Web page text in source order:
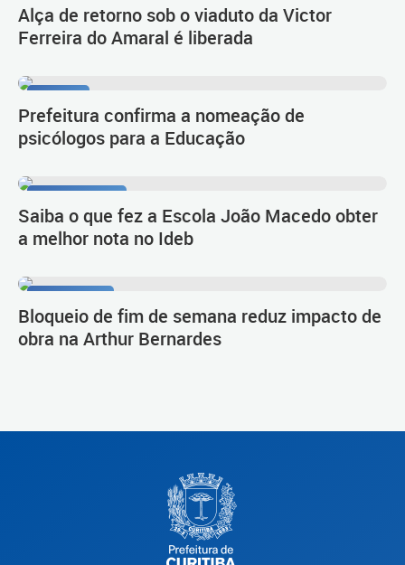
Alça de retorno sob o viaduto da Victor
Ferreira do Amaral é liberada
Prefeitura confirma a nomeação de
psicólogos para a Educação
Saiba o que fez a Escola João Macedo obter
a melhor nota no Ideb
Bloqueio de fim de semana reduz impacto de
obra na Arthur Bernardes